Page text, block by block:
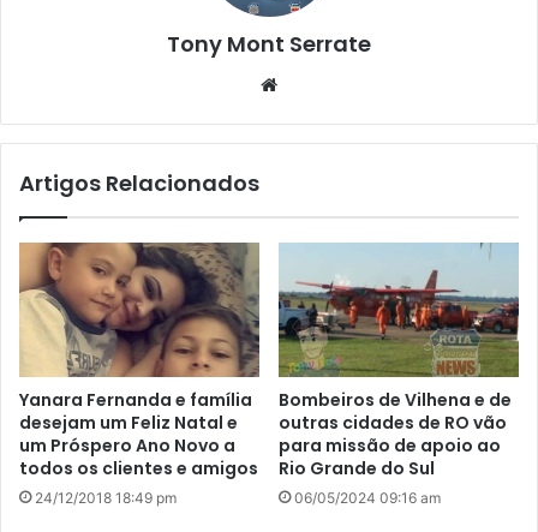
Tony Mont Serrate
te
Artigos Relacionados
Yanara Fernanda e família
desejam um Feliz Natal e
um Próspero Ano Novo a
todos os clientes e amigos
24/12/2018 18:49 pm
Bombeiros de Vilhena e de
outras cidades de RO vão
para missão de apoio ao
Rio Grande do Sul
06/05/2024 09:16 am